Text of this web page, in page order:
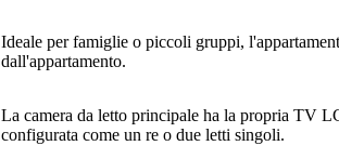
Ideale per famiglie o piccoli gruppi,
dall'appartamento.
La camera da letto principale ha la propria TV
configurata come un re o due letti singoli.